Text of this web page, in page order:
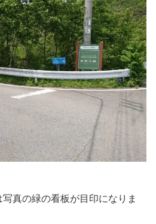
真の緑の看板が目印になりま